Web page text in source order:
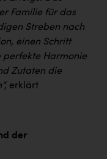
Familie für das
Streben nach
einen Schritt
perfekte Harmonie
Zutaten die
erklärt
der